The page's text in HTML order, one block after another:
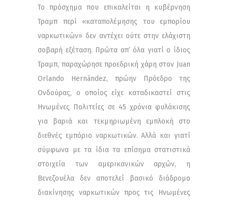
Το πρόσχημα που επικαλείται η κυβέρνηση
Τραμπ περί «καταπολέμησης του εμπορίου
ναρκωτικών» δεν αντέχει ούτε στην ελάχιστη
σοβαρή εξέταση. Πρώτα απ’ όλα γιατί ο ίδιος
Τραμπ, παραχώρησε προεδρική χάρη στον Juan
Orlando Hernández, πρώην Πρόεδρο της
Ονδούρας, ο οποίος είχε καταδικαστεί στις
Ηνωμένες Πολιτείες σε 45 χρόνια φυλάκισης
για βαριά και τεκμηριωμένη εμπλοκή στο
διεθνές εμπόριο ναρκωτικών. Αλλά και γιατί
σύμφωνα με τα ίδια τα επίσημα στατιστικά
στοιχεία των αμερικανικών αρχών, η
Βενεζουέλα δεν αποτελεί βασικό διάδρομο
διακίνησης ναρκωτικών προς τις Ηνωμένες